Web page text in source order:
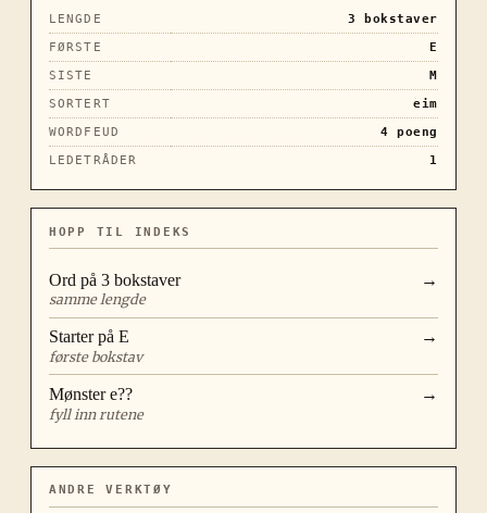
LENGDE 3
bokstaver
FØRSTE
E
SISTE
M
SORTERT
eim
WORDFEUD
4 poeng
LEDETRÅDER
1
HOPP TIL INDEKS
Ord på 3 bokstaver
samme lengde
→
Starter på E
første bokstav
→
Mønstere??
fyll inn rutene
→
ANDRE VERKTØY